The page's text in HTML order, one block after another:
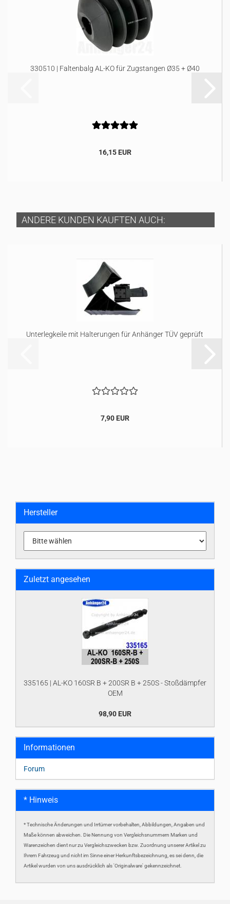
330510 | Faltenbalg AL-KO für Zugstangen Ø35 + Ø40
16,15 EUR
ANDERE KUNDEN KAUFTEN AUCH:
Unterlegkeile mit Halterungen für Anhänger TÜV geprüft
7,90 EUR
Hersteller
Zuletzt angesehen
335165 | AL-KO 160SR B + 200SR B + 250S - Stoßdämpfer
OEM
98,90 EUR
Informationen
Forum
* Hinweis
* Technische Änderungen und Irrtümer vorbehalten, Abbildungen, Angaben und
Maße können abweichen. Die Nennung von Vergleichsnummern Marken und
Warenzeichen dient nur zu Vergleichszwecken bzw. Zuordnung unserer Artikel zu
Ihrem Fahrzeug und nicht im Sinne einer Herkunftsbezeichnung, es sei denn, die
Artikel wurden von uns ausdrücklich als 'Originalware' gekennzeichnet.